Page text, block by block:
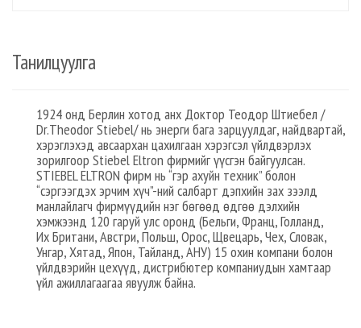
Танилцуулга
1924 онд Берлин хотод анх Доктор Теодор Штиебел /
Dr.Theodor Stiebel/ нь энерги бага зарцуулдаг, найдвартай,
хэрэглэхэд авсаархан цахилгаан хэрэгсэл үйлдвэрлэх
зорилгоор Stiebel Eltron фирмийг үүсгэн байгуулсан.
STIEBEL ELTRON фирм нь “гэр ахуйн техник” болон
“сэргээгдэх эрчим хүч”-ний салбарт дэпхийн зах зээлд
манлайлагч фирмүүдийн нэг бөгөөд өдгөө дэлхийн
хэмжээнд 120 гаруй улс оронд (Бельги, Франц, Голланд,
Их Британи, Австри, Польш, Орос, Щвецарь, Чех, Словак,
Унгар, Хятад, Япон, Тайланд, АНУ) 15 охин компани болон
үйлдвэрийн цехүүд, дистрибютер компаниудын хамтаар
үйл ажиллагаагаа явуулж байна.